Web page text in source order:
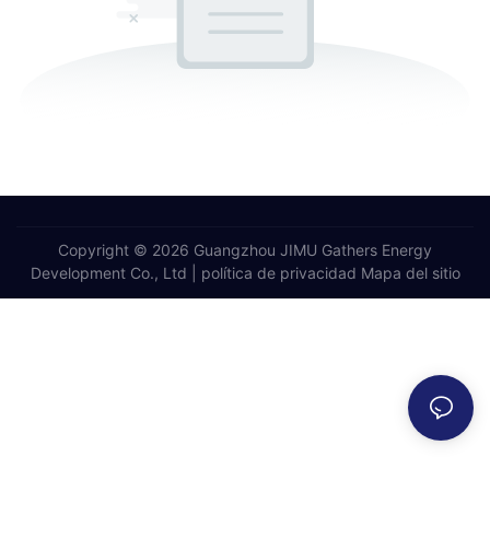
Copyright © 2026 Guangzhou JIMU Gathers Energy
Development Co., Ltd |
política de privacidad Mapa del sitio